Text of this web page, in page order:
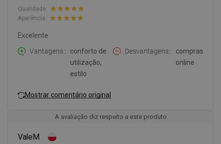
Qualidade:
Aparência:
Excelente
Vantagens:
conforto de
utilização,
estilo
Desvantagens:
compras
online
Mostrar comentário original
A avaliação diz respeito a este produto
ValeM